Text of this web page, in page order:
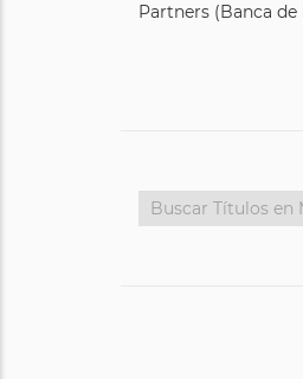
Partners (Banca